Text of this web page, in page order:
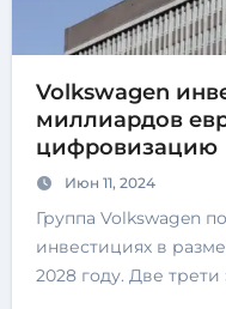
Volkswagen
миллиардов
цифровизацию
Июн 11, 2024
Группа Volkswagen подтвердила слухи об
инвестициях в
2028 году. Две